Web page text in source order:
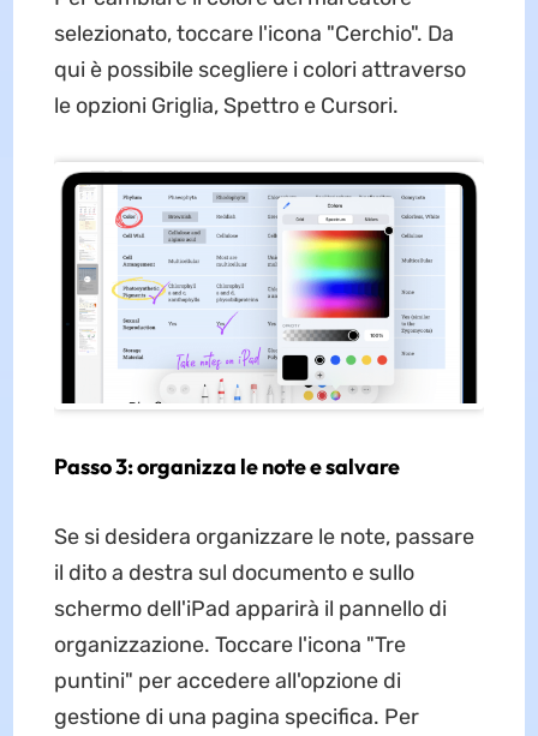
selezionato, toccare l'icona "Cerchio". Da
qui è possibile scegliere i colori attraverso
le opzioni Griglia, Spettro e Cursori.
Passo 3: organizza le note e salvare
Se si desidera organizzare le note, passare
il dito a destra sul documento e sullo
schermo dell'iPad apparirà il pannello di
organizzazione. Toccare l'icona "Tre
puntini" per accedere all'opzione di
gestione di una pagina specifica. Per